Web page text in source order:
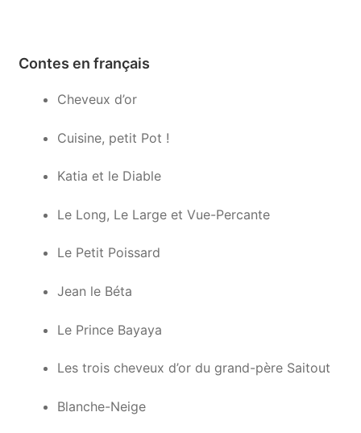
Contes en français
Cheveux d’or
Cuisine, petit Pot !
Katia et le Diable
Le Long, Le Large et Vue-Percante
Le Petit Poissard
Jean le Béta
Le Prince Bayaya
Les trois cheveux d’or du grand-père Saitout
Blanche-Neige